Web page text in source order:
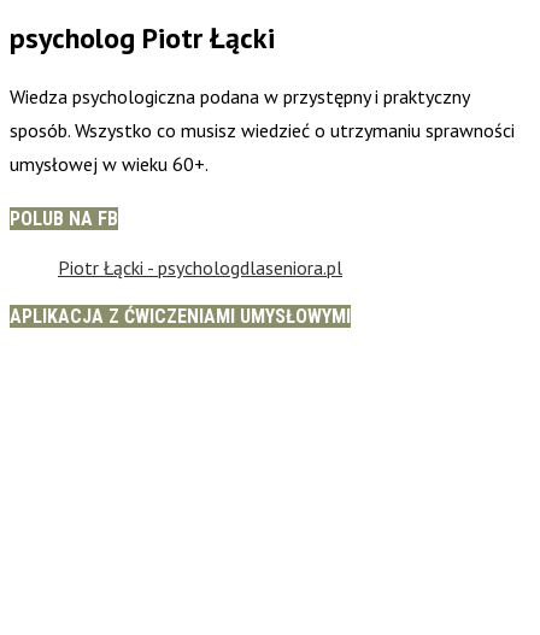
psycholog Piotr Łącki
Wiedza psychologiczna podana w przystępny i praktyczny
sposób. Wszystko co musisz wiedzieć o utrzymaniu sprawności
umysłowej w wieku 60+.
POLUB NA FB
Piotr Łącki - psychologdlaseniora.pl
APLIKACJA Z ĆWICZENIAMI UMYSŁOWYMI